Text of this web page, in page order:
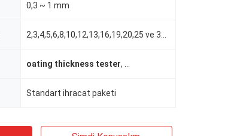
0,3 ~ 1 mm
oating thickness tester,
Standart ihracat paketi